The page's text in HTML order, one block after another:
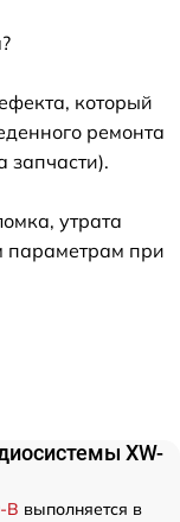
который
ремонта
запчасти).
утрата
параметрам при
XW-
B выполняется в